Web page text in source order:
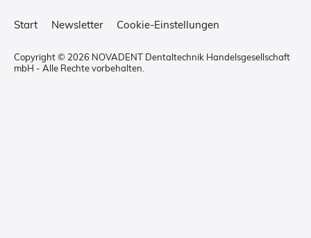
Copyright © 2026 NOVADENT Dentaltechnik Handelsgesellschaft
mbH - Alle Rechte vorbehalten.
Start Newsletter Cookie-Einstellungen